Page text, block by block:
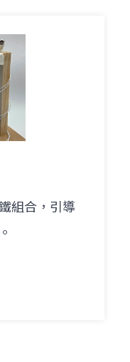
組合，引導